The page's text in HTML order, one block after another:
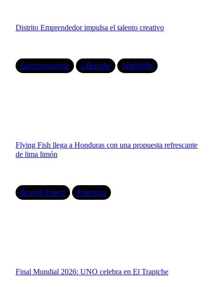
Distrito Emprendedor impulsa el talento creativo
Gastronomía Lifestyle Nightlife
Flying Fish llega a Honduras con una propuesta refrescante
de lima limón
Brand Event Eventos
Final Mundial 2026: UNO celebra en El Trapiche